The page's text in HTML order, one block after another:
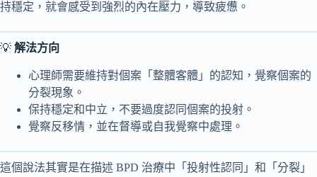
持穩定，就會感受到強烈的內在壓力，導致疲憊。
💡 解法方向
心理師需要維持對個案「整體客體」的認知，覺察個案的
分裂現象。
保持穩定和中立，不要過度認同個案的投射。
覺察反移情，並在督導或自我覺察中處理。
這個說法其實是在描述 BPD 治療中「投射性認同」和「分裂」